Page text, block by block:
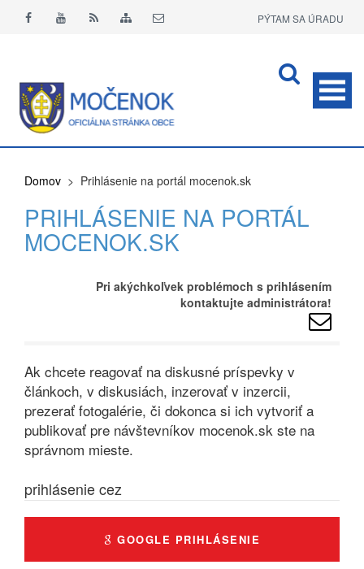
PÝTAM SA ÚRADU
Domov > Prihlásenie na portál mocenok.sk
PRIHLÁSENIE NA PORTÁL
MOCENOK.SK
Pri akýchkoľvek problémoch s prihlásením
kontaktujte administrátora!
Ak chcete reagovať na diskusné príspevky v
článkoch, v diskusiách, inzerovať v inzercii,
prezerať fotogalérie, či dokonca si ich vytvoriť a
publikovať pre návštevníkov mocenok.sk ste na
správnom mieste.
prihlásenie cez
GOOGLE PRIHLÁSENIE